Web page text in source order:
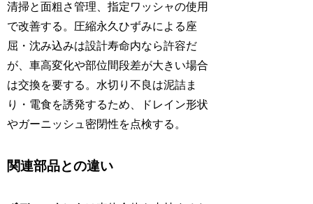
清掃と面粗さ管理、指定ワッシャの使用
で改善する。圧縮永久ひずみによる座
屈・沈み込みは設計寿命内なら許容だ
が、車高変化や部位間段差が大きい場合
は交換を要する。水切り不良は泥詰ま
り・電食を誘発するため、ドレイン形状
やガーニッシュ密閉性を点検する。
関連部品との違い